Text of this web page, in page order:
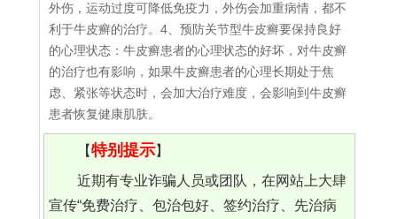
外伤，运动过度可降低免疫力，外伤会加重病情，都不
利于牛皮癣的治疗。4、预防关节型牛皮癣要保持良好
的心理状态：牛皮癣患者的心理状态的好坏，对牛皮癣
的治疗也有影响，如果牛皮癣患者的心理长期处于焦
虑、紧张等状态时，会加大治疗难度，会影响到牛皮癣
患者恢复健康肌肤。
【特别提示】
近期有专业诈骗人员或团队，在网站上大肆
宣传“免费治疗、包治包好、签约治疗、先治病